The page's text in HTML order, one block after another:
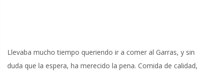
Llevaba mucho tiempo queriendo ir a comer al Garras, y sin
duda que la espera, ha merecido la pena. Comida de calidad,